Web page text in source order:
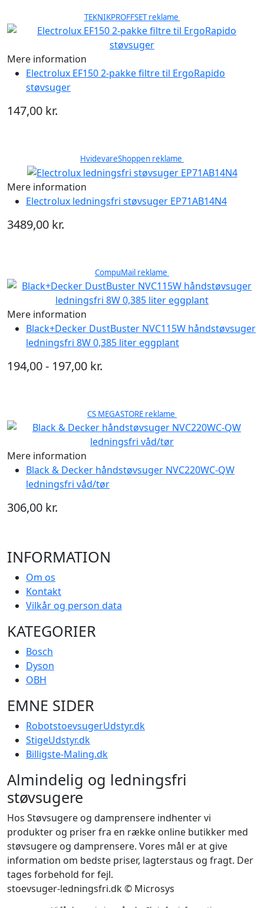
TEKNIKPROFFSET reklame
Mere information
Electrolux EF150 2-pakke filtre til ErgoRapido
støvsuger
147,00 kr.
HvidevareShoppen reklame
Mere information
Electrolux ledningsfri støvsuger EP71AB14N4
3489,00 kr.
CompuMail reklame
Mere information
Black+Decker DustBuster NVC115W håndstøvsuger
ledningsfri 8W 0,385 liter eggplant
194,00 - 197,00 kr.
CS MEGASTORE reklame
Mere information
Black & Decker håndstøvsuger NVC220WC-QW
ledningsfri våd/tør
306,00 kr.
INFORMATION
Om os
Kontakt
Vilkår og person data
KATEGORIER
Bosch
Dyson
OBH
EMNE SIDER
RobotstoevsugerUdstyr.dk
StigeUdstyr.dk
Billigste-Maling.dk
Almindelig og ledningsfri
støvsugere
Hos Støvsugere og damprensere indhenter vi
produkter og priser fra en række online butikker med
støvsugere og damprensere. Vores mål er at give
information om bedste priser, lagterstaus og fragt. Der
tages forbehold for fejl.
stoevsuger-ledningsfri.dk © Microsys